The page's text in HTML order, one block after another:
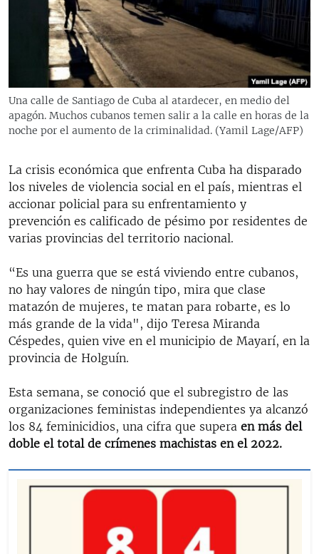
RADIO MARTÍ
ESPECIALES
ESPECIALES
LA REALIDAD DE LA VIVIENDA EN CUBA
SER VIEJO EN CUBA
LOS SANTOS DE HIALEAH
DESINFORMACIÓN RUSA EN AMÉRICA LATINA
LA INVASIÓN DE RUSIA A UCRANIA
MULTIMEDIA
EDITORIALES
SÍGUENOS
Una calle de Santiago de Cuba al atardecer, en medio del
apagón. Muchos cubanos temen salir a la calle en horas de la
noche por el aumento de la criminalidad. (Yamil Lage/AFP)
La crisis económica que enfrenta Cuba ha disparado
los niveles de violencia social en el país, mientras el
accionar policial para su enfrentamiento y
prevención es calificado de pésimo por residentes de
varias provincias del territorio nacional.
“Es una guerra que se está viviendo entre cubanos,
no hay valores de ningún tipo, mira que clase
matazón de mujeres, te matan para robarte, es lo
más grande de la vida", dijo Teresa Miranda
Céspedes, quien vive en el municipio de Mayarí, en la
provincia de Holguín.
Esta semana, se conoció que el subregistro de las
organizaciones feministas independientes ya alcanzó
los 84 feminicidios, una cifra que supera en más del
doble el total de crímenes machistas en el 2022.